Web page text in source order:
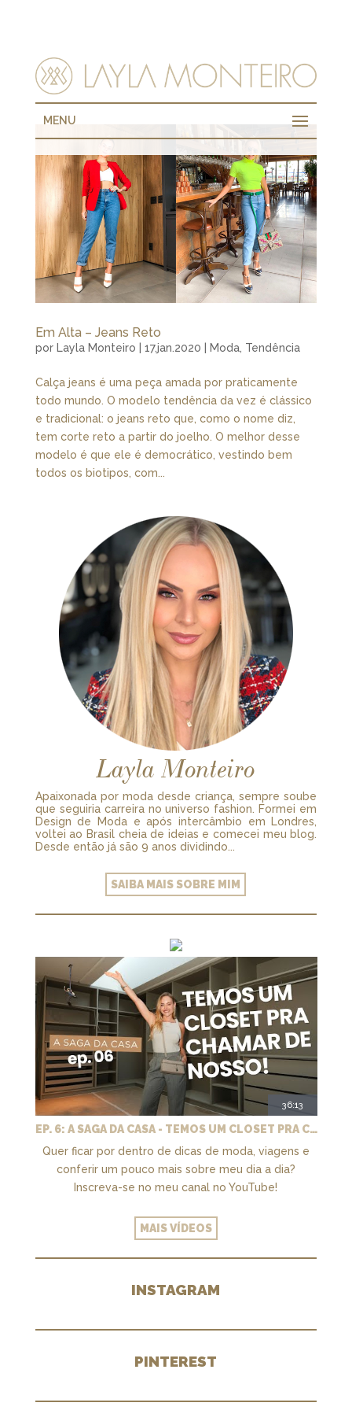
MENU
Em Alta – Jeans Reto
por Layla Monteiro 17.jan.2020 Moda, Tendência
Calça jeans é uma peça amada por praticamente
todo mundo. O modelo tendência da vez é clássico
e tradicional: o jeans reto que, como o nome diz,
tem corte reto a partir do joelho. O melhor desse
modelo é que ele é democrático, vestindo bem
todos os biotipos, com...
Layla Monteiro
Apaixonada por moda desde criança, sempre soube
que seguiria carreira no universo fashion. Formei em
Design de Moda e após intercâmbio em Londres,
voltei ao Brasil cheia de ideias e comecei meu blog.
Desde então já são 9 anos dividindo...
SAIBA MAIS SOBRE MIM
36:13
EP. 6: A SAGA DA CASA - TEMOS UM CLOSET PRA CHAMAR DE NOSSO + MARCENARIA E PAISAGISMO
Quer ficar por dentro de dicas de moda, viagens e
conferir um pouco mais sobre meu dia a dia?
Inscreva-se no meu canal no YouTube!
MAIS VÍDEOS
INSTAGRAM
PINTEREST